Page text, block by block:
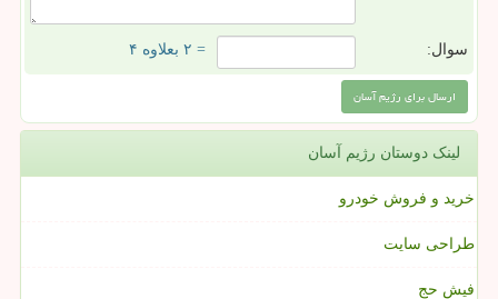
سوال: = ۲ بعلاوه ۴
لینک دوستان رژیم آسان
خرید و فروش خودرو
طراحی سایت
فیش حج